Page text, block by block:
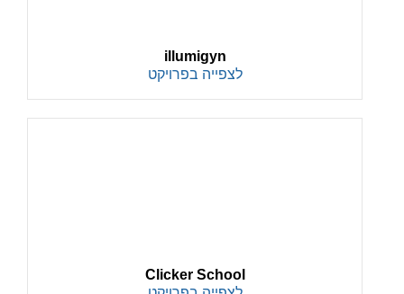
illumigyn
לצפייה בפרויקט
Clicker School